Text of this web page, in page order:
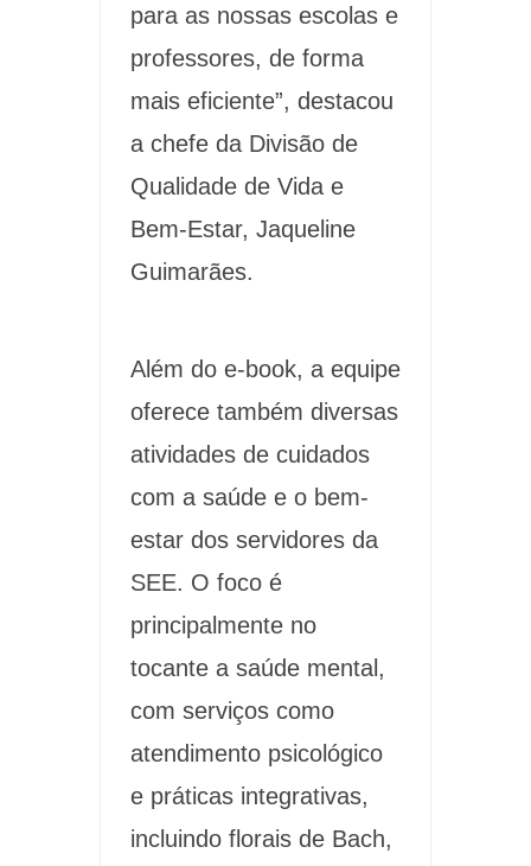
para as nossas escolas e
professores, de forma
mais eficiente”, destacou
a chefe da Divisão de
Qualidade de Vida e
Bem-Estar, Jaqueline
Guimarães.
Além do e-book, a equipe
oferece também diversas
atividades de cuidados
com a saúde e o bem-
estar dos servidores da
SEE. O foco é
principalmente no
tocante a saúde mental,
com serviços como
atendimento psicológico
e práticas integrativas,
incluindo florais de Bach,